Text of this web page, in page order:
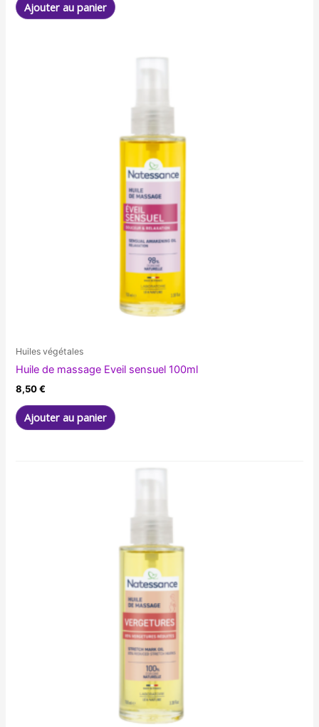
Ajouter au panier
Huiles végétales
Huile de massage Eveil sensuel 100ml
8,50€
Ajouter au panier